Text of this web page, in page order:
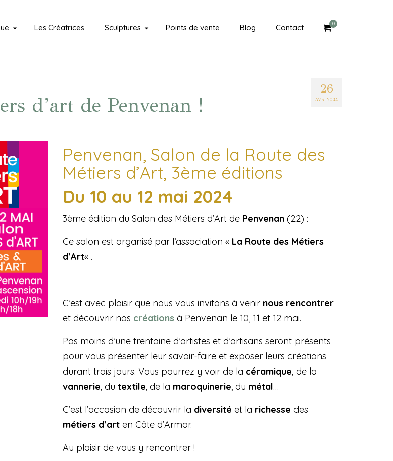
Les Créatrices Sculptures Points de vente Blog Contact 0
26
AVR 2024
d’art de Penvenan !
Penvenan, Salon de la Route des
Métiers d’Art, 3ème éditions
Du 10 au 12 mai 2024
3ème édition du Salon des Métiers d’Art de Penvenan (22) :
Ce salon est organisé par l’association « La Route des Métiers
d’Art« .
C’est avec plaisir que nous vous invitons à venir nous rencontrer
et découvrir nos créations à Penvenan le 10, 11 et 12 mai.
Pas moins d’une trentaine d’artistes et d’artisans seront présents
pour vous présenter leur savoir-faire et exposer leurs créations
durant trois jours. Vous pourrez y voir de la céramique, de la
vannerie, du textile, de la maroquinerie, du métal…
C’est l’occasion de découvrir la diversité et la richesse des
métiers d’art en Côte d’Armor.
Au plaisir de vous y rencontrer !